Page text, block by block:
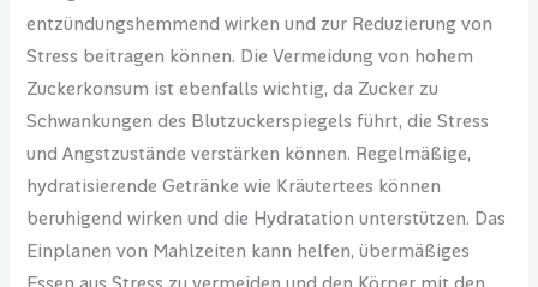
entzündungshemmend wirken und zur Reduzierung von
Stress beitragen können. Die Vermeidung von hohem
Zuckerkonsum ist ebenfalls wichtig, da Zucker zu
Schwankungen des Blutzuckerspiegels führt, die Stress
und Angstzustände verstärken können. Regelmäßige,
hydratisierende Getränke wie Kräutertees können
beruhigend wirken und die Hydratation unterstützen. Das
Einplanen von Mahlzeiten kann helfen, übermäßiges